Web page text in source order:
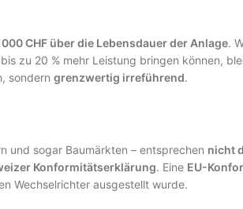
CHF über die Lebensdauer der Anlage.
zu 20 % mehr Leistung bringen können,
sondern grenzwertig irreführend.
und sogar Baumärkten – entsprechen nicht
Konformitätserklärung. Eine EU-
Wechselrichter ausgestellt wurde.